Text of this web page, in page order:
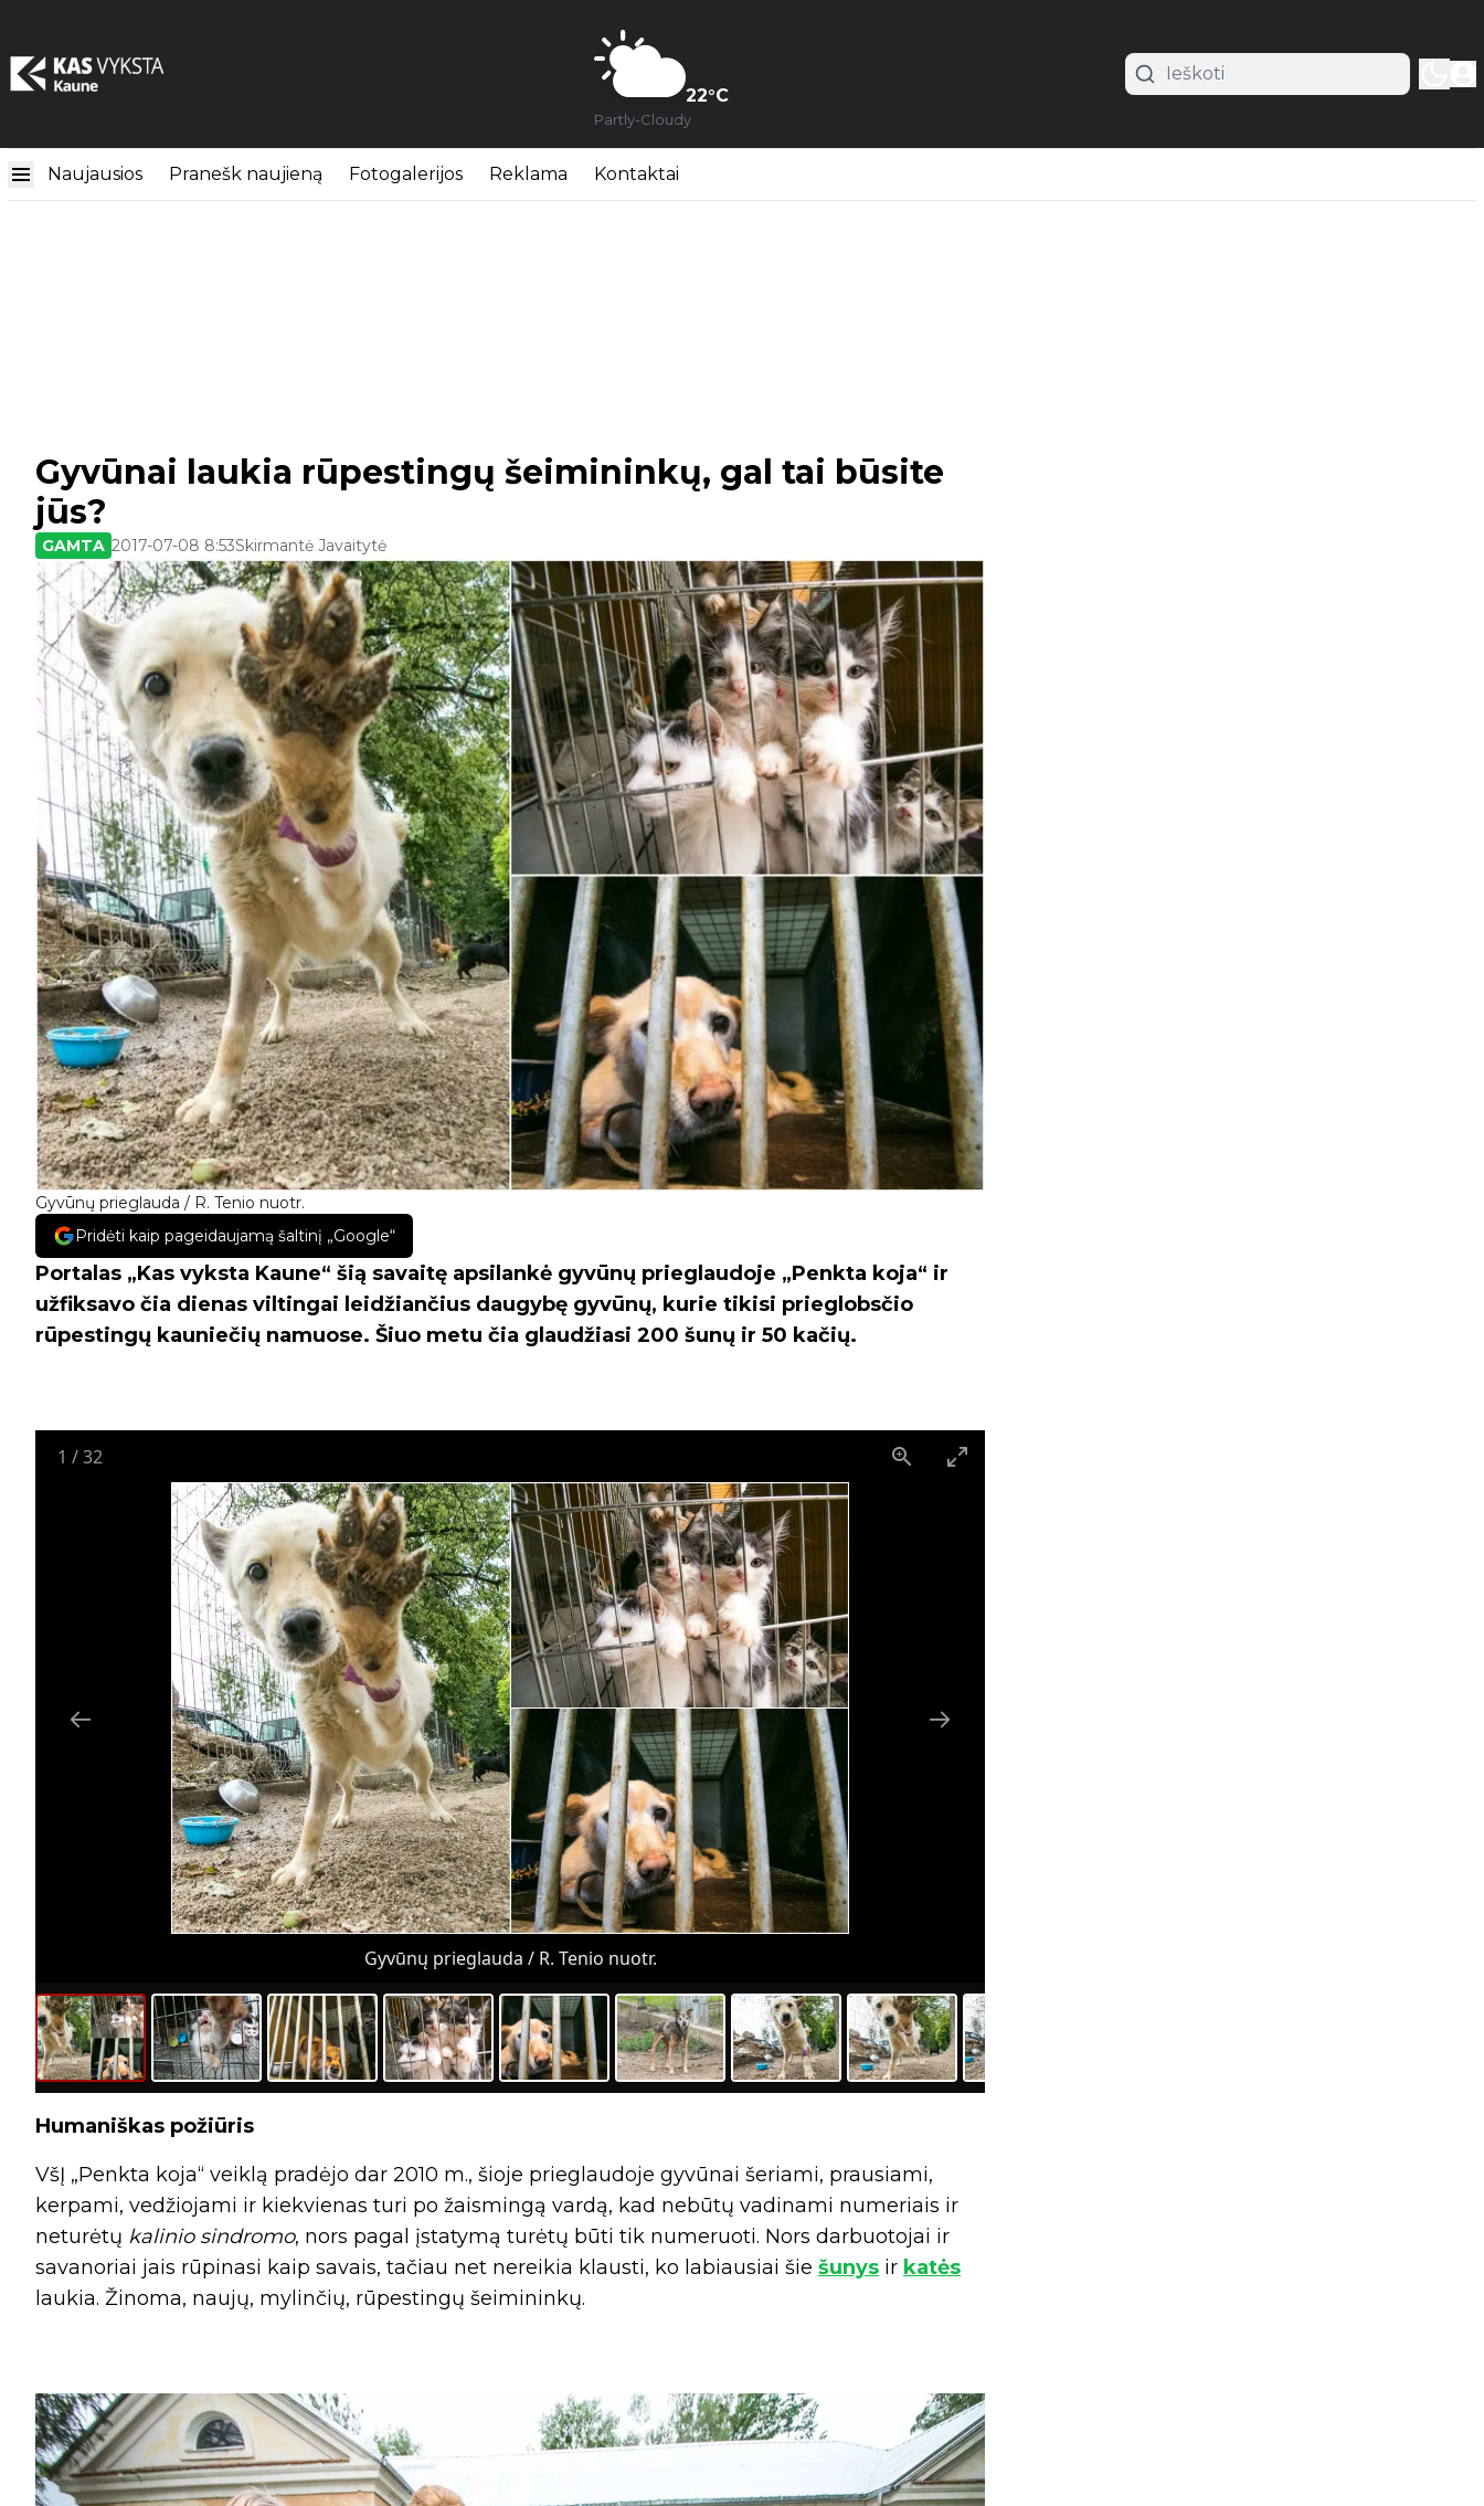
22°C
Partly-Cloudy
Naujausios Pranešk naujieną Fotogalerijos Reklama Kontaktai
Gyvūnų prieglauda / R. Tenio nuotr.
Gyvūnai laukia rūpestingų šeimininkų, gal tai būsite
jūs?
GAMTA 2017-07-08 8:53Skirmantė Javaitytė
Pridėti kaip pageidaujamą šaltinį „Google“
Portalas „Kas vyksta Kaune“ šią savaitę apsilankė gyvūnų prieglaudoje „Penkta koja“ ir
užfiksavo čia dienas viltingai leidžiančius daugybę gyvūnų, kurie tikisi prieglobsčio
rūpestingų kauniečių namuose. Šiuo metu čia glaudžiasi 200 šunų ir 50 kačių.
1 /32
Gyvūnų prieglauda / R. Tenio nuotr.
Humaniškas požiūris
VšĮ „Penkta koja“ veiklą pradėjo dar 2010 m., šioje prieglaudoje gyvūnai šeriami, prausiami,
kerpami, vedžiojami ir kiekvienas turi po žaismingą vardą, kad nebūtų vadinami numeriais ir
neturėtų kalinio sindromo, nors pagal įstatymą turėtų būti tik numeruoti. Nors darbuotojai ir
savanoriai jais rūpinasi kaip savais, tačiau net nereikia klausti, ko labiausiai šie šunys ir katės
laukia. Žinoma, naujų, mylinčių, rūpestingų šeimininkų.